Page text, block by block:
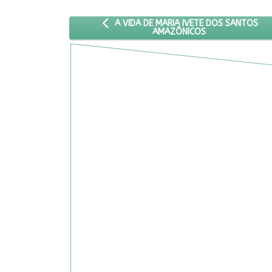
ARTIGO ANTERIOR: A VIDA DE MARIA
A VIDA DE MARIA IVETE DOS SANTOS
AMAZÔNICOS